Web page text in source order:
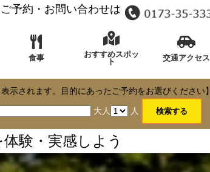
ご予約・お問い合わせは
食事
おすすめスポッ
ト
交通アクセス
示されます。目的にあったご予約をお選びください】
大人 人
験・実感しよう